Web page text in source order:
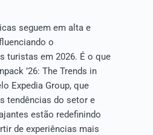
seguem em alta e
o
turistas em 2026. É o que
’26: The Trends in
Expedia Group, que
tendências do setor e
estão redefinindo
de experiências mais